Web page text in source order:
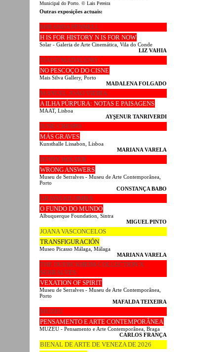
Municipal do Porto. © Lais Pereira
Outras exposições actuais:
MIRANDA PENNELL
H IS FOR HISTORY N IS FOR NOW
Solar - Galeria de Arte Cinemática, Vila do Conde
LIZ VAHIA
TIAGO MADALENO
NO PESCOÇO DO CISNE
Mais Silva Gallery, Porto
MADALENA FOLGADO
MANUEL JOÃO VIEIRA
A ILHA PÚRPURA: NOTAS E PAISAGENS
MAAT, Lisboa
AYŞENUR TANRIVERDI
JUNE CRESPO
MÁS GRAVES
Kunsthalle Lissabon, Lisboa
MARIANA VARELA
JENNY HOLZER
WRONG ANSWERS
Museu de Serralves - Museu de Arte Contemporânea,
Porto
CONSTANÇA BABO
GRADA KILOMBA
O FUNDO DO MUNDO
Albuquerque Foundation, Sintra
MIGUEL PINTO
JOANA VASCONCELOS
TRANSFIGURACIÓN
Museo Picasso Málaga, Málaga
MARIANA VARELA
THE DUERCKHEIM COLLECTION X
SERRALVES
VEXATION OF SPIRIT
Museu de Serralves - Museu de Arte Contemporânea,
Porto
MAFALDA TEIXEIRA
MUZEU
PENSAMENTO E ARTE CONTEMPORÂNEA
MUZEU - Pensamento e Arte Contemporânea, Braga
CARLOS FRANÇA
BIENAL DE ARTE DE VENEZA DE 2026